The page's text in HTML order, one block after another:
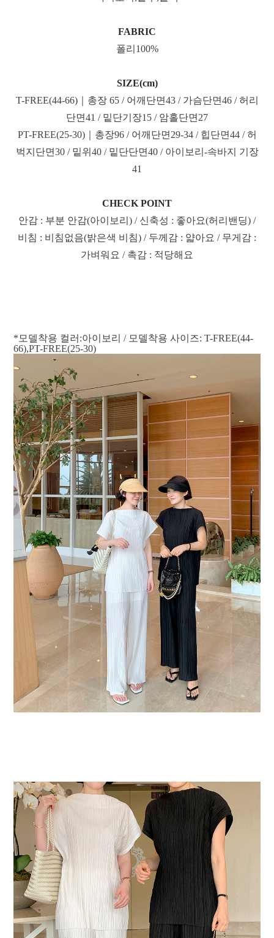
FABRIC
폴리100%
SIZE(cm)
T-FREE(44-66)｜총장 65 / 어깨단면43 / 가슴단면46 / 허리
단면41 / 밑단기장15 / 암홀단면27
PT-FREE(25-30)｜총장96 / 어깨단면29-34 / 힙단면44 / 허
벅지단면30 / 밑위40 / 밑단단면40 / 아이보리-속바지 기장
41
CHECK POINT
안감 : 부분 안감(아이보리) / 신축성 : 좋아요(허리밴딩) /
비침 : 비침없음(밝은색 비침) / 두께감 : 얇아요 / 무게감 :
가벼워요 / 촉감 : 적당해요
*모델착용 컬러:아이보리 / 모델착용 사이즈: T-FREE(44-
66),PT-FREE(25-30)